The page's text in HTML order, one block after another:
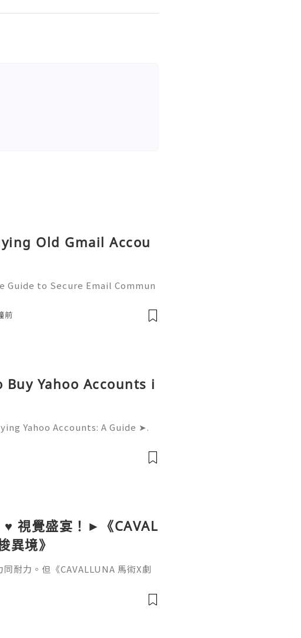
Old Gmail Accou
Guide to Secure Email Commun
Support 💫💎💲💫🌐✨💎What
前
Buy Yahoo Accounts i
Yahoo Accounts: A Guide ➤.
➤.➤.........➤.➤..........➤.➤......
視覺盛宴！►《CAVAL
異境》
耐力。但《CAVALLUNA 馬術X劇
盧西塔諾馬、阿拉伯馬、梅諾卡
你雪特蘭小馬......平時喺香港絕對